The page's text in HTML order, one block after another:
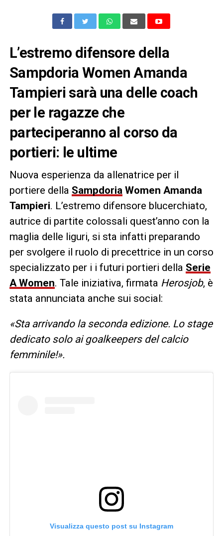
L’estremo difensore della
Sampdoria Women Amanda
Tampieri sarà una delle coach
per le ragazze che
parteciperanno al corso da
portieri: le ultime
Nuova esperienza da allenatrice per il
portiere della SampdoriaWomen Amanda
Tampieri. L’estremo difensore blucerchiato,
autrice di partite colossali quest’anno con la
maglia delle liguri, si sta infatti preparando
per svolgere il ruolo di precettrice in un corso
specializzato per i i futuri portieri della Serie
A Women. Tale iniziativa, firmata Herosjob, è
stata annunciata anche sui social:
«Sta arrivando la seconda edizione. Lo stage
dedicato solo ai goalkeepers del calcio
femminile!».
Visualizza questo post su Instagram